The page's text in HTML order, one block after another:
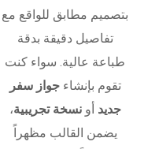
بتصميم مطابق للواقع مع
تفاصيل دقيقة بدقة
طباعة عالية. سواء كنت
تقوم بإنشاءجواز سفر
جديد أونسخة تجريبية،
يضمن القالب مظهراً